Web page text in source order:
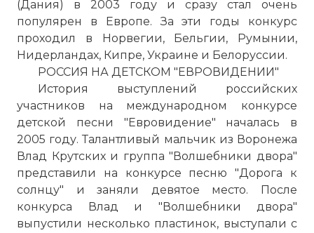
(Дания) в 2003 году и сразу стал очень
популярен в Европе. За эти годы конкурс
проходил в Норвегии, Бельгии, Румынии,
Нидерландах, Кипре, Украине и Белоруссии.
РОССИЯ НА ДЕТСКОМ "ЕВРОВИДЕНИИ"
История выступлений российских
участников на международном конкурсе
детской песни "Евровидение" началась в
2005 году. Талантливый мальчик из Воронежа
Влад Крутских и группа "Волшебники двора"
представили на конкурсе песню "Дорога к
солнцу" и заняли девятое место. После
конкурса Влад и "Волшебники двора"
выпустили несколько пластинок, выступали с